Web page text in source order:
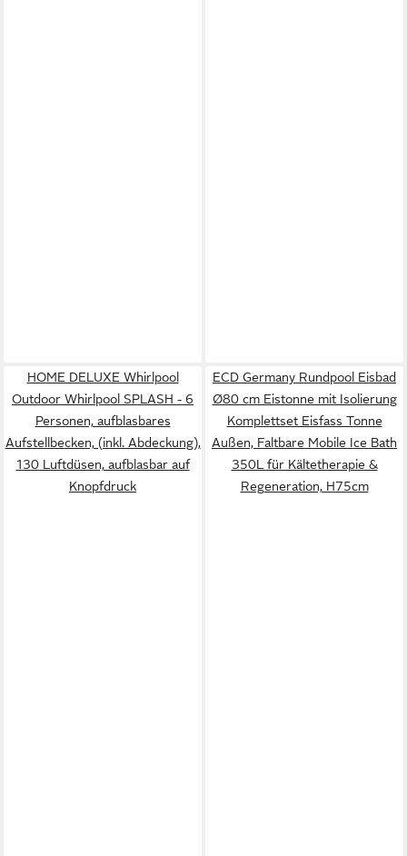
HOME DELUXE Whirlpool
Outdoor Whirlpool SPLASH - 6
Personen, aufblasbares
Aufstellbecken, (inkl. Abdeckung),
130 Luftdüsen, aufblasbar auf
Knopfdruck
ECD Germany Rundpool Eisbad
Ø80 cm Eistonne mit Isolierung
Komplettset Eisfass Tonne
Außen, Faltbare Mobile Ice Bath
350L für Kältetherapie &
Regeneration, H75cm